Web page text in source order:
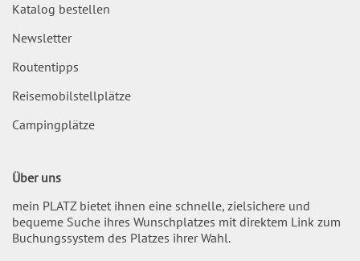
Katalog bestellen
Newsletter
Routentipps
Reisemobilstellplätze
Campingplätze
Über uns
mein PLATZ bietet ihnen eine schnelle, zielsichere und
bequeme Suche ihres Wunschplatzes mit direktem Link zum
Buchungssystem des Platzes ihrer Wahl.